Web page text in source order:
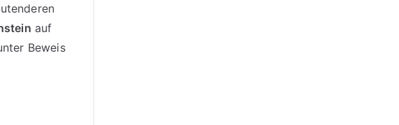
auf
Beweis